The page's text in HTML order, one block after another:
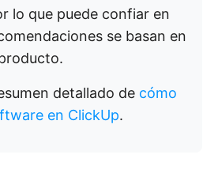
lo que puede confiar en
se basan en
detallado de cómo
en ClickUp.